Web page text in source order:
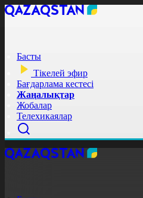
Басты
Тікелей эфир
Бағдарлама кестесі
Жаңалықтар
Жобалар
Телехикаялар